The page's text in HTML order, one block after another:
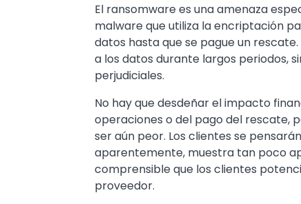
El ransomware es una amenaza
malware que utiliza la encriptación
datos hasta que se pague un
a los datos durante largos periodos,
perjudiciales.
No hay que desdeñar el impacto
operaciones o del pago del rescate,
ser aún peor. Los clientes se
aparentemente, muestra tan poco
comprensible que los clientes
proveedor.